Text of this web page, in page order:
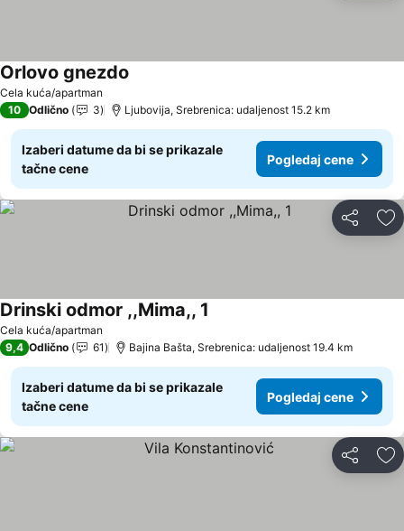
Cela kuća/apartman
Orlovo gnezdo
10 Odlično 3 Ljubovija, Srebrenica: udaljenost 15.2 km
Izaberi datume da bi se prikazale
tačne cene
Pogledaj cene
Deli
Cela kuća/apartman
Drinski odmor ,,Mima,, 1
9,4 Odlično 61 Bajina Bašta, Srebrenica: udaljenost 19.4 km
Izaberi datume da bi se prikazale
tačne cene
Pogledaj cene
Deli